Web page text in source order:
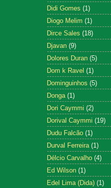
Didi Gomes (1)
Diogo Melim (1)
Dirce Sales (18)
Djavan (9)
Dolores Duran (5)
Dom k Ravel (1)
Dominguinhos (5)
Donga (1)
Dori Caymmi (2)
Dorival Caymmi (19)
Dudu Falcão (1)
Durval Ferreira (1)
Délcio Carvalho (4)
Ed Wilson (1)
Edel Lima (Dida) (1)